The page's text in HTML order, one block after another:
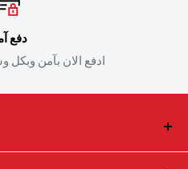
دفع
ادفع الان بآمن وبكل
فريق سعودي يقف خلف أول